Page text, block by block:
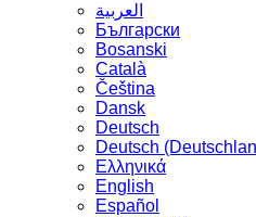
العربية
Български
Bosanski
Сatalà
Čeština
Dansk
Deutsch
Deutsch
Ελληνικά
English
Español